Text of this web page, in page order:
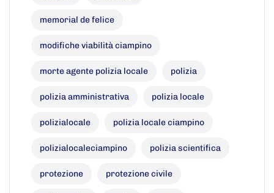
memorial de felice
modifiche viabilità ciampino
morte agente polizia locale polizia
polizia amministrativa polizia locale
polizialocale polizia locale ciampino
polizialocaleciampino polizia scientifica
protezione protezione civile